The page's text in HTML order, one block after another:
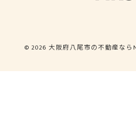
© 2026 大阪府八尾市の不動産なら